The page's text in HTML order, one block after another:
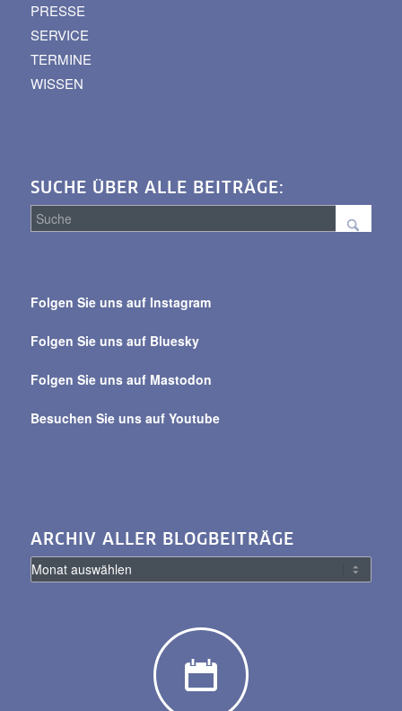
PRESSE
SERVICE
TERMINE
WISSEN
SUCHE ÜBER ALLE BEITRÄGE:
alle
Folgen Sie uns auf Instagram
Folgen Sie uns auf Bluesky
Folgen Sie uns auf Mastodon
Besuchen Sie uns auf Youtube
ARCHIV ALLER BLOGBEITRÄGE